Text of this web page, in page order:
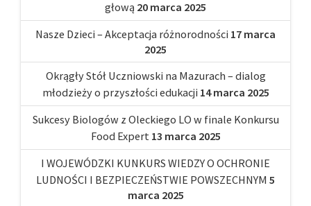
głową 20 marca 2025
Nasze Dzieci – Akceptacja różnorodności 17 marca
2025
Okrągły Stół Uczniowski na Mazurach – dialog
młodzieży o przyszłości edukacji 14 marca 2025
Sukcesy Biologów z Oleckiego LO w finale Konkursu
Food Expert 13 marca 2025
I WOJEWÓDZKI KUNKURS WIEDZY O OCHRONIE
LUDNOŚCI I BEZPIECZEŃSTWIE POWSZECHNYM 5
marca 2025